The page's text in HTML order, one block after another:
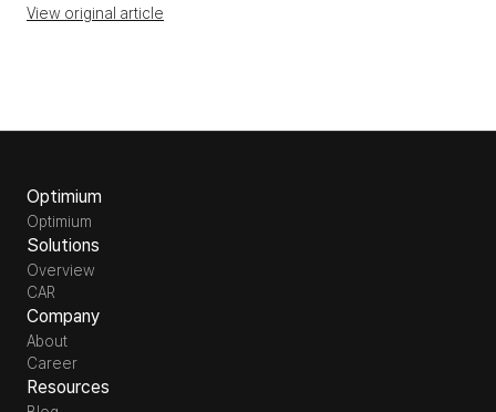
View original article
Optimium
Optimium
Solutions
Overview
CAR
Company
About
Career
Resources